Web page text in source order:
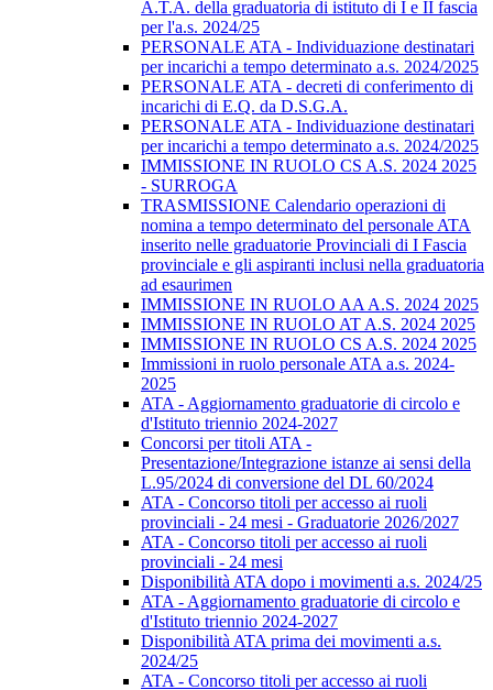
A.T.A. della graduatoria di istituto di I e II fascia
per l'a.s. 2024/25
PERSONALE ATA - Individuazione destinatari
per incarichi a tempo determinato a.s. 2024/2025
PERSONALE ATA - decreti di conferimento di
incarichi di E.Q. da D.S.G.A.
PERSONALE ATA - Individuazione destinatari
per incarichi a tempo determinato a.s. 2024/2025
IMMISSIONE IN RUOLO CS A.S. 2024 2025
- SURROGA
TRASMISSIONE Calendario operazioni di
nomina a tempo determinato del personale ATA
inserito nelle graduatorie Provinciali di I Fascia
provinciale e gli aspiranti inclusi nella graduatoria
ad esaurimen
IMMISSIONE IN RUOLO AA A.S. 2024 2025
IMMISSIONE IN RUOLO AT A.S. 2024 2025
IMMISSIONE IN RUOLO CS A.S. 2024 2025
Immissioni in ruolo personale ATA a.s. 2024-
2025
ATA - Aggiornamento graduatorie di circolo e
d'Istituto triennio 2024-2027
Concorsi per titoli ATA -
Presentazione/Integrazione istanze ai sensi della
L.95/2024 di conversione del DL 60/2024
ATA - Concorso titoli per accesso ai ruoli
provinciali - 24 mesi - Graduatorie 2026/2027
ATA - Concorso titoli per accesso ai ruoli
provinciali - 24 mesi
Disponibilità ATA dopo i movimenti a.s. 2024/25
ATA - Aggiornamento graduatorie di circolo e
d'Istituto triennio 2024-2027
Disponibilità ATA prima dei movimenti a.s.
2024/25
ATA - Concorso titoli per accesso ai ruoli